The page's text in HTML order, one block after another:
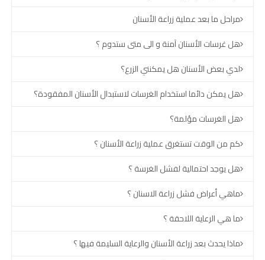
مراحل ما بعد عملية زراعة الأسنان
هل غرسات الأسنان آمنة و الى متى ستدوم ؟
لدي بعض الأسنان هل يمكنني الزرع؟
هل يمكن دائما استخدام الغرسات لاستبدال الأسنان المفقودة؟
هل الغرسات مؤلمة؟
كم من الوقت تستغرق عملية زراعة الأسنان ؟
هل يوجد احتمالية لفشل الغرسة ؟
ماهي أعراض فشل زراعة الاسنان ؟
ما هي الرعاية اللاحقة ؟
ماذا يحدث بعد زراعة الأسنان والرعاية السليمة فيها ؟